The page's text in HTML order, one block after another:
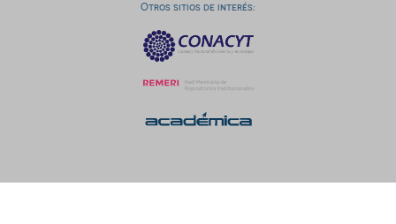
Otros sitios de interés: